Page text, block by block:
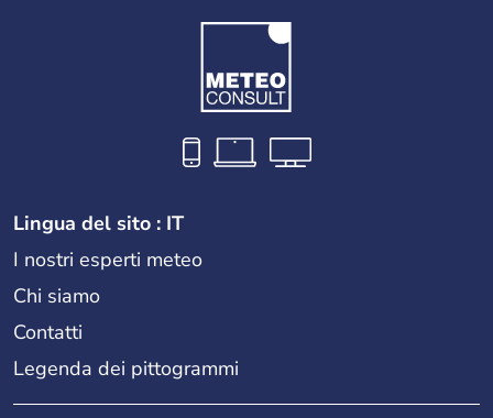
Lingua del sito : IT
I nostri esperti meteo
Chi siamo
Contatti
Legenda dei pittogrammi